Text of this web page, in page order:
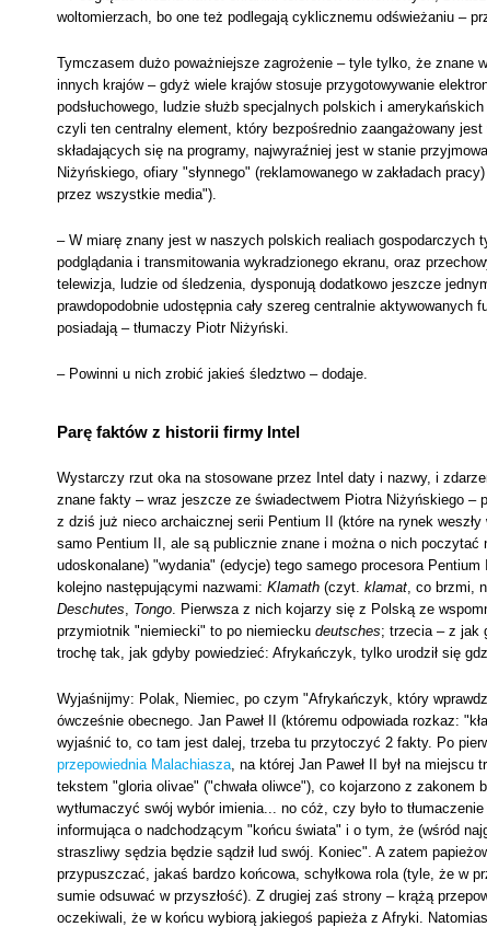
woltomierzach, bo one też podlegają cyklicznemu odświeżaniu –
Tymczasem dużo poważniejsze zagrożenie – tyle tylko, że znane
innych krajów – gdyż wiele krajów stosuje przygotowywanie
podsłuchowego, ludzie służb specjalnych polskich i
czyli ten centralny element, który bezpośrednio zaangażowany
składających się na programy, najwyraźniej jest w stanie
Niżyńskiego, ofiary "słynnego" (reklamowanego w zakładach
przez wszystkie media").
– W miarę znany jest w naszych polskich realiach
podglądania i transmitowania wykradzionego ekranu, oraz
telewizja, ludzie od śledzenia, dysponują dodatkowo jeszcze
prawdopodobnie udostępnia cały szereg centralnie
posiadają – tłumaczy Piotr Niżyński.
– Powinni u nich zrobić jakieś śledztwo – dodaje.
Parę faktów z historii firmy Intel
Wystarczy rzut oka na stosowane przez Intel daty i nazwy, i
znane fakty – wraz jeszcze ze świadectwem Piotra Niżyńskiego –
z dziś już nieco archaicznej serii Pentium II (które na rynek
samo Pentium II, ale są publicznie znane i można o nich poczytać
udoskonalane) "wydania" (edycje) tego samego procesora
kolejno następującymi nazwami: Klamath (czyt. klamat , co brzmi,
Deschutes
Tongo . Pierwsza z nich kojarzy się z Polską ze
przymiotnik "niemiecki" to po niemiecku deutsches; trzecia – z jak
trochę tak, jak gdyby powiedzieć: Afrykańczyk, tylko urodził się
Wyjaśnijmy: Polak, Niemiec, po czym "Afrykańczyk, który
ówcześnie obecnego. Jan Paweł II (któremu odpowiada rozkaz:
wyjaśnić to, co tam jest dalej, trzeba tu przytoczyć 2 fakty. Po
przepowiednia Malachiasza , na której Jan Paweł II był na
tekstem "gloria olivae" ("chwała oliwce"), co kojarzono z
wytłumaczyć swój wybór imienia... no cóż, czy było to
informująca o nadchodzącym "końcu świata" i o tym, że (wśród
straszliwy sędzia będzie sądził lud swój. Koniec". A zatem
przypuszczać, jakaś bardzo końcowa, schyłkowa rola (tyle, że w
sumie odsuwać w przyszłość). Z drugiej zaś strony – krążą
oczekiwali, że w końcu wybiorą jakiegoś papieża z Afryki.